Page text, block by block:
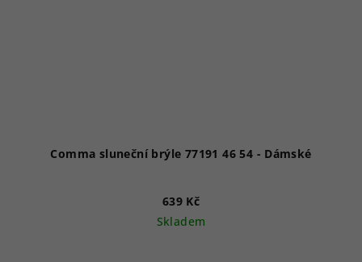
Comma sluneční brýle 77191 46 54 - Dámské
639 Kč
Skladem